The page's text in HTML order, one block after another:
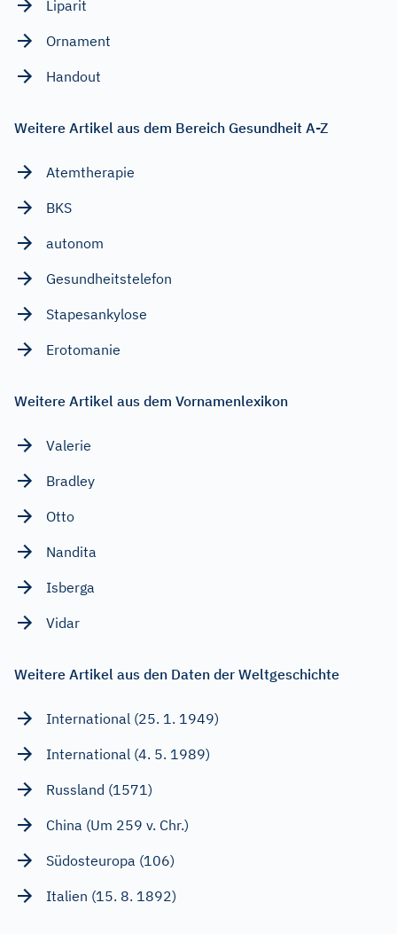
Liparit
Ornament
Handout
Weitere Artikel aus dem Bereich Gesundheit A-Z
Atemtherapie
BKS
autonom
Gesundheitstelefon
Stapesankylose
Erotomanie
Weitere Artikel aus dem Vornamenlexikon
Valerie
Bradley
Otto
Nandita
Isberga
Vidar
Weitere Artikel aus den Daten der Weltgeschichte
International (25. 1. 1949)
International (4. 5. 1989)
Russland (1571)
China (Um 259 v. Chr.)
Südosteuropa (106)
Italien (15. 8. 1892)